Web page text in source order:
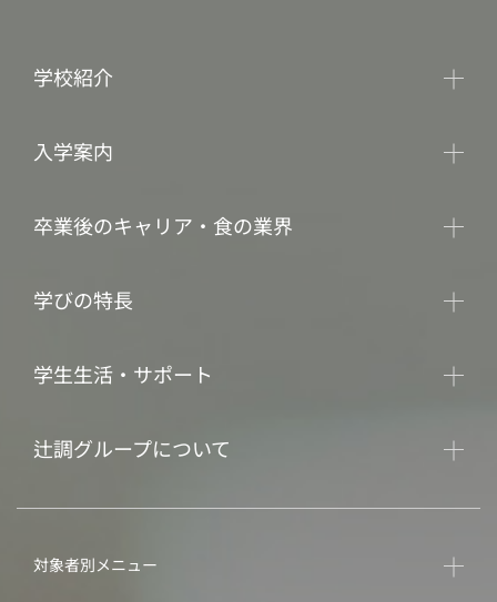
学校紹介
入学案内
卒業後のキャリア・食の業界
学びの特長
学生生活・サポート
辻調グループについて
対象者別メニュー